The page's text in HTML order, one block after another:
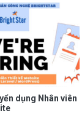
dụng Nhân viên